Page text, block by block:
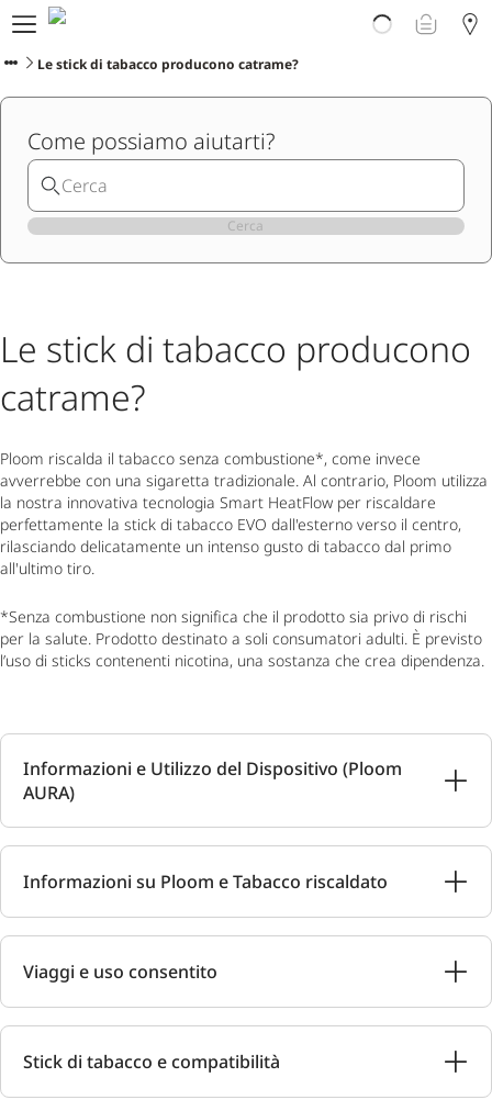
Prodotti
Scopri Ploom
Club
Assistenza
Avvertenze sul prodotto
Le stick di tabacco producono catrame?
Come possiamo aiutarti?
Cerca
Le stick di tabacco producono
catrame?
Ploom riscalda il tabacco senza combustione*, come invece
avverrebbe con una sigaretta tradizionale. Al contrario, Ploom utilizza
la nostra innovativa tecnologia Smart HeatFlow per riscaldare
perfettamente la stick di tabacco EVO dall'esterno verso il centro,
rilasciando delicatamente un intenso gusto di tabacco dal primo
all'ultimo tiro.
*Senza combustione non significa che il prodotto sia privo di rischi
per la salute. Prodotto destinato a soli consumatori adulti. È previsto
l’uso di sticks contenenti nicotina, una sostanza che crea dipendenza.
Informazioni e Utilizzo del Dispositivo (Ploom
AURA)
Informazioni su Ploom e Tabacco riscaldato
Viaggi e uso consentito
Stick di tabacco e compatibilità